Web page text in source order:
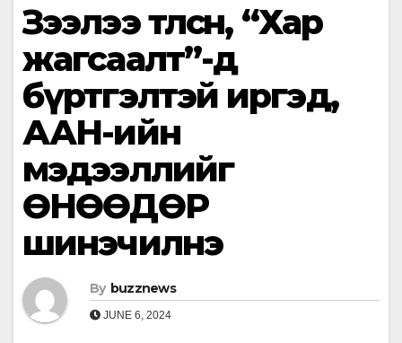
Зээлээ төлсөн, “Хар
жагсаалт”-д
бүртгэлтэй иргэд,
ААН-ийн
мэдээллийг
ӨНӨӨДӨР
шинэчилнэ
By buzznews
JUNE 6, 2024